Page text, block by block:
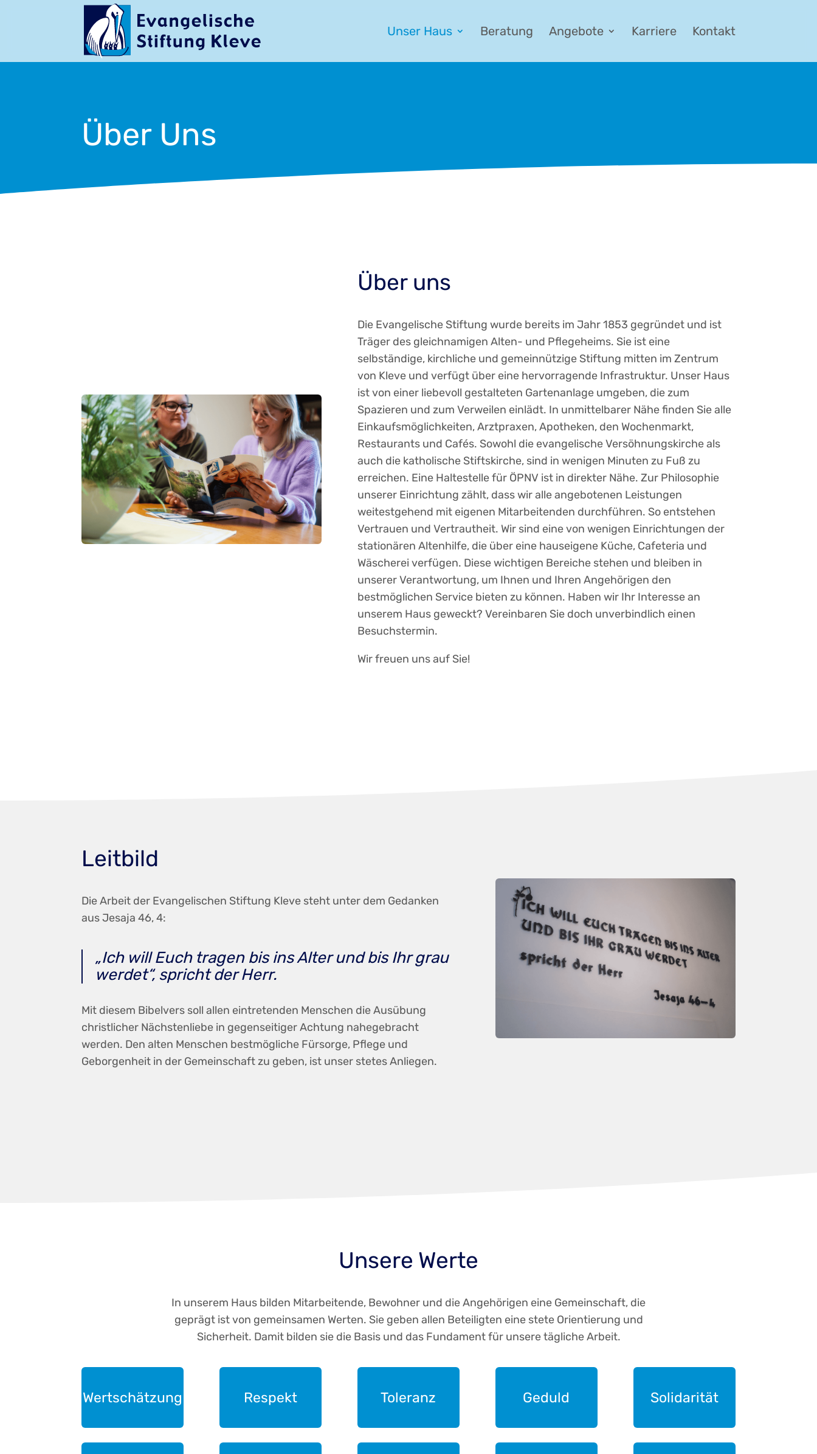
Unser Haus Beratung Angebote Karriere Kontakt
Über Uns
Über uns
Die Evangelische Stiftung wurde bereits im Jahr 1853 gegründet und ist
Träger des gleichnamigen Alten- und Pflegeheims. Sie ist eine
selbständige, kirchliche und gemeinnützige Stiftung mitten im Zentrum
von Kleve und verfügt über eine hervorragende Infrastruktur. Unser Haus
ist von einer liebevoll gestalteten Gartenanlage umgeben, die zum
Spazieren und zum Verweilen einlädt. In unmittelbarer Nähe finden Sie alle
Einkaufsmöglichkeiten, Arztpraxen, Apotheken, den Wochenmarkt,
Restaurants und Cafés. Sowohl die evangelische Versöhnungskirche als
auch die katholische Stiftskirche, sind in wenigen Minuten zu Fuß zu
erreichen. Eine Haltestelle für ÖPNV ist in direkter Nähe. Zur Philosophie
unserer Einrichtung zählt, dass wir alle angebotenen Leistungen
weitestgehend mit eigenen Mitarbeitenden durchführen. So entstehen
Vertrauen und Vertrautheit. Wir sind eine von wenigen Einrichtungen der
stationären Altenhilfe, die über eine hauseigene Küche, Cafeteria und
Wäscherei verfügen. Diese wichtigen Bereiche stehen und bleiben in
unserer Verantwortung, um Ihnen und Ihren Angehörigen den
bestmöglichen Service bieten zu können. Haben wir Ihr Interesse an
unserem Haus geweckt? Vereinbaren Sie doch unverbindlich einen
Besuchstermin.
Wir freuen uns auf Sie!
Leitbild
Die Arbeit der Evangelischen Stiftung Kleve steht unter dem Gedanken
aus Jesaja 46, 4:
„Ich will Euch tragen bis ins Alter und bis Ihr grau
werdet“, spricht der Herr.
Mit diesem Bibelvers soll allen eintretenden Menschen die Ausübung
christlicher Nächstenliebe in gegenseitiger Achtung nahegebracht
werden. Den alten Menschen bestmögliche Fürsorge, Pflege und
Geborgenheit in der Gemeinschaft zu geben, ist unser stetes Anliegen.
Unsere Werte
In unserem Haus bilden Mitarbeitende, Bewohner und die Angehörigen eine Gemeinschaft, die
geprägt ist von gemeinsamen Werten. Sie geben allen Beteiligten eine stete Orientierung und
Sicherheit. Damit bilden sie die Basis und das Fundament für unsere tägliche Arbeit.
Wertschätzung Respekt Toleranz Geduld Solidarität